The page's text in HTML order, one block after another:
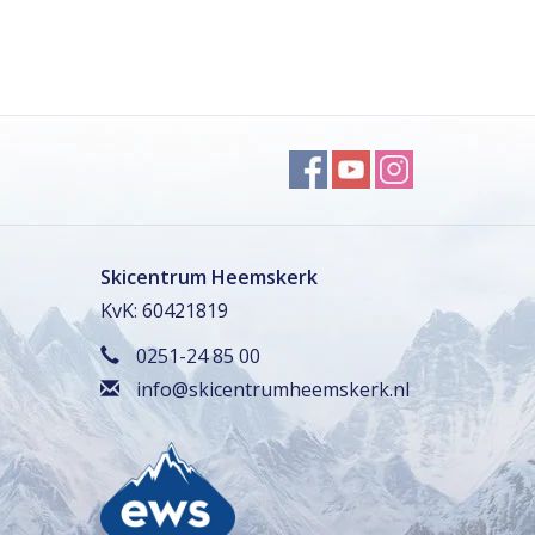
Skicentrum Heemskerk
KvK: 60421819
0251-24 85 00
info@skicentrumheemskerk.nl